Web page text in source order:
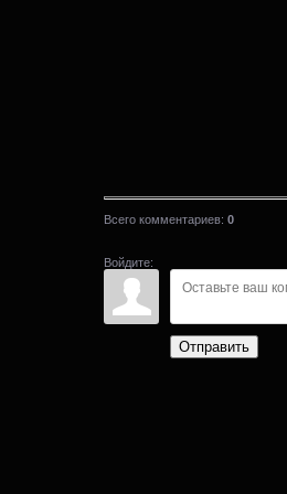
Всего комментариев: 0
Войдите:
Отправить